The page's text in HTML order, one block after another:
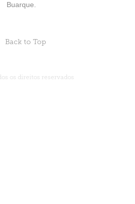
Buarque.
Back to Top
os direitos reservados